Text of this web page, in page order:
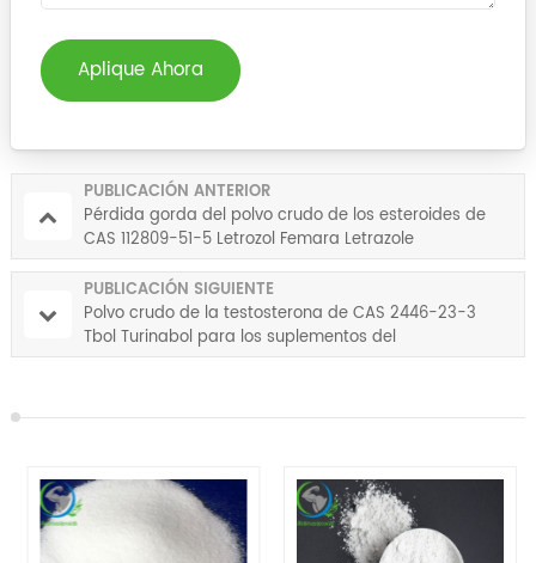
Aplique Ahora
PUBLICACIÓN ANTERIOR
Pérdida gorda del polvo crudo de los esteroides de
CAS 112809-51-5 Letrozol Femara Letrazole
PUBLICACIÓN SIGUIENTE
Polvo crudo de la testosterona de CAS 2446-23-3
Tbol Turinabol para los suplementos del
levantamiento de pesas